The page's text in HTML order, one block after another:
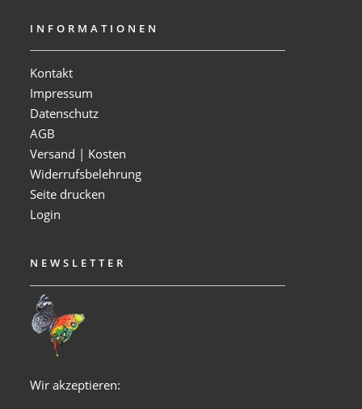
INFORMATIONEN
Kontakt
Impressum
Datenschutz
AGB
Versand | Kosten
Widerrufsbelehrung
Seite drucken
Login
NEWSLETTER
Wir akzeptieren: